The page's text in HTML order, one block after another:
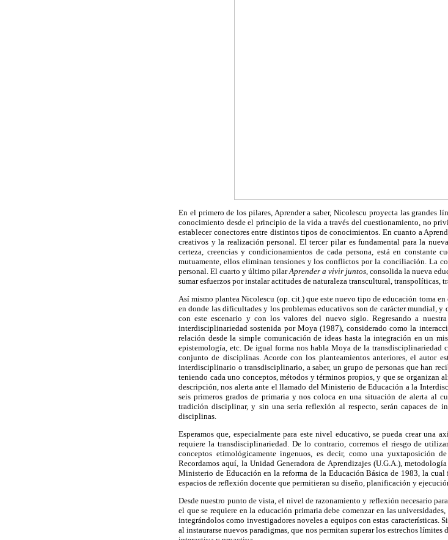
En el primero de los pilares, Aprender a saber, Nicolescu proyecta las grandes
conocimiento desde el principio de la vida a través del cuestionamiento, no
establecer conectores entre distintos tipos de conocimientos. En cuanto a
creativos y la realización personal. El tercer pilar es fundamental para la
certeza, creencias y condicionamientos de cada persona, está en constante
mutuamente, ellos eliminan tensiones y los conflictos por la conciliación. La
personal. El cuarto y último pilarAprender a vivir juntos , consolida la nueva
sumar esfuerzos por instalar actitudes de naturaleza transcultural, transpolíticas,
Así mismo plantea Nicolescu (op. cit.) que este nuevo tipo de educación toma
en donde las dificultades y los problemas educativos son de carácter mundial, y
con este escenario y con los valores del nuevo siglo. Regresando a
interdisciplinariedad sostenida por Moya (1987), considerado como la
relación desde la simple comunicación de ideas hasta la integración en un
epistemología, etc. De igual forma nos habla Moya de la transdisciplinariedad
conjunto de disciplinas. Acorde con los planteamientos anteriores, el autor
interdisciplinario o transdisciplinario, a saber, un grupo de personas que han
teniendo cada uno conceptos, métodos y términos propios, y que se organizan
descripción, nos alerta ante el llamado del Ministerio de Educación a la
seis primeros grados de primaria y nos coloca en una situación de alerta al
tradición disciplinar, y sin una seria reflexión al respecto, serán capaces de
disciplinas.
Esperamos que, especialmente para este nivel educativo, se pueda crear una
requiere la transdisciplinariedad. De lo contrario, corremos el riesgo de
conceptos etimológicamente ingenuos, es decir, como una yuxtaposición
Recordamos aquí, la Unidad Generadora de Aprendizajes (U.G.A.),
Ministerio de Educación en la reforma de la Educación Básica de 1983, la cual
espacios de reflexión docente que permitieran su diseño, planificación y
Desde nuestro punto de vista, el nivel de razonamiento y reflexión necesario
el que se requiere en la educación primaria debe comenzar en las
integrándolos como investigadores noveles a equipos con estas características.
al instaurarse nuevos paradigmas, que nos permitan superar los estrechos